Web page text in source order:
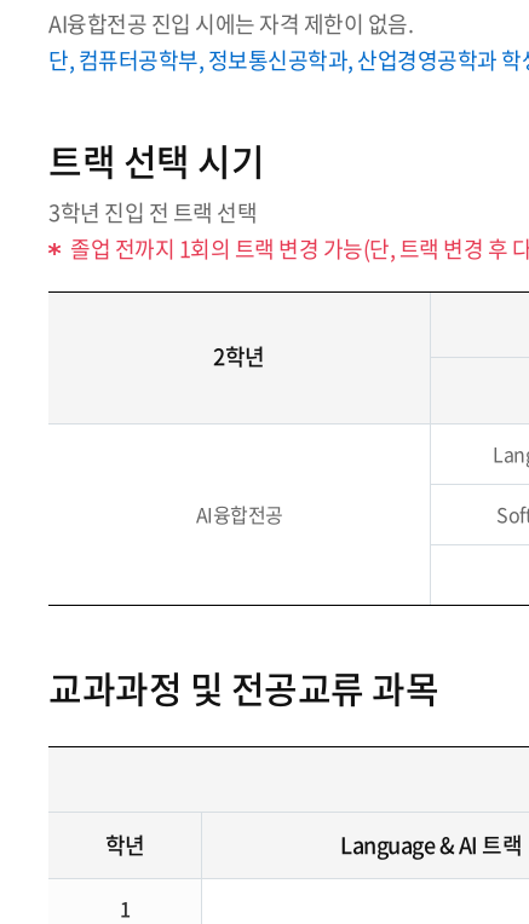
AI융합전공 진입 시에는 자격 제한이 없음.
단, 컴퓨터공학부, 정보통신공학과, 산업경영공학과
트랙 선택 시기
3학년 진입 전 트랙 선택
졸업 전까지 1회의 트랙 변경 가능(단, 트랙 변경 후
2학년
AI융합전공
교과과정 및 전공교류 과목
학년 Language & AI 트랙
1